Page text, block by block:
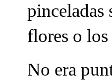
pinceladas
flores o
No era